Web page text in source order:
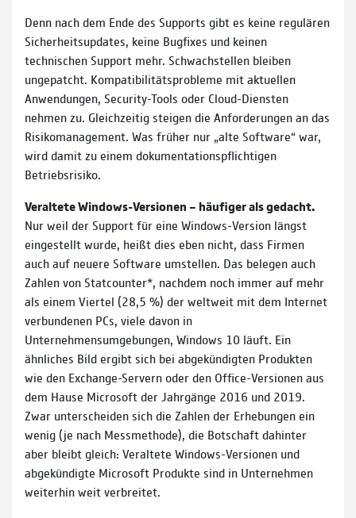
Denn nach dem Ende des Supports gibt es keine regulären
Sicherheitsupdates, keine Bugfixes und keinen
technischen Support mehr. Schwachstellen bleiben
ungepatcht. Kompatibilitätsprobleme mit aktuellen
Anwendungen, Security-Tools oder Cloud-Diensten
nehmen zu. Gleichzeitig steigen die Anforderungen an das
Risikomanagement. Was früher nur „alte Software“ war,
wird damit zu einem dokumentationspflichtigen
Betriebsrisiko.
Veraltete Windows-Versionen – häufiger als gedacht.
Nur weil der Support für eine Windows-Version längst
eingestellt wurde, heißt dies eben nicht, dass Firmen
auch auf neuere Software umstellen. Das belegen auch
Zahlen von Statcounter*, nachdem noch immer auf mehr
als einem Viertel (28,5 %) der weltweit mit dem Internet
verbundenen PCs, viele davon in
Unternehmensumgebungen, Windows 10 läuft. Ein
ähnliches Bild ergibt sich bei abgekündigten Produkten
wie den Exchange-Servern oder den Office-Versionen aus
dem Hause Microsoft der Jahrgänge 2016 und 2019.
Zwar unterscheiden sich die Zahlen der Erhebungen ein
wenig (je nach Messmethode), die Botschaft dahinter
aber bleibt gleich: Veraltete Windows-Versionen und
abgekündigte Microsoft Produkte sind in Unternehmen
weiterhin weit verbreitet.